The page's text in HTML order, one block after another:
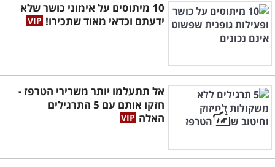
10 מיתוסים על אימוני כושר שלא
ידעתם וכדאי מאוד שתכירו!
אל תתעלמו יותר משרירי הטרפז -
חזקו אותם עם 5 התרגילים
האלה